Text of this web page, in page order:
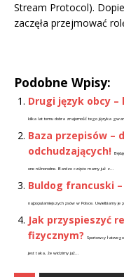
Stream Protocol).
zaczęła przejmować
Podobne Wpisy:
Drugi język obcy –
kilka lat temu dobra znajomość tego języka
Baza przepisów –
odchudzających!
one różnorodne. Bardzo często mamy już z...
Buldog francuski
najpopularniejszych psów w Polsce. Uwielbiamy
Jak przyspieszyć
fizycznym?
Sportowcy
jest taka, że widzimy już...